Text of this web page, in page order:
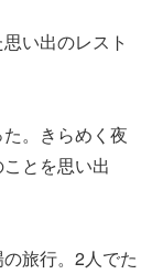
い出のレスト
。きらめく夜
とを思い出
旅行。2人でた